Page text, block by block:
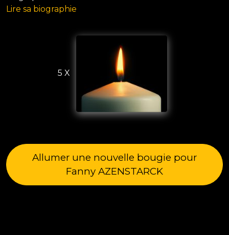
Lire sa biographie
5 X
Allumer une nouvelle bougie pour
Fanny AZENSTARCK